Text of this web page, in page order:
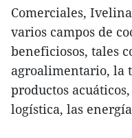
Comerciales,
varios campos de
beneficiosos, tales
agroalimentario, la
productos
logística, las